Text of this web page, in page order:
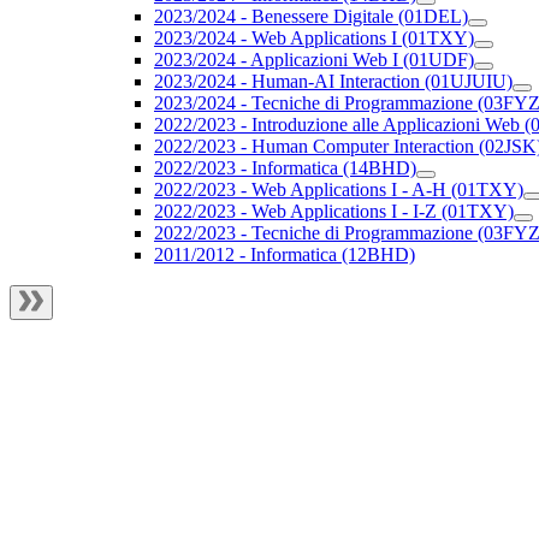
2023/2024 - Benessere Digitale (01DEL)
2023/2024 - Web Applications I (01TXY)
2023/2024 - Applicazioni Web I (01UDF)
2023/2024 - Human-AI Interaction (01UJUIU)
2023/2024 - Tecniche di Programmazione
2022/2023 - Introduzione alle Applicazioni Web
2022/2023 - Human Computer Interaction
2022/2023 - Informatica (14BHD)
2022/2023 - Web Applications I - A-H (01TXY)
2022/2023 - Web Applications I - I-Z (01TXY)
2022/2023 - Tecniche di Programmazione
2011/2012 - Informatica (12BHD)